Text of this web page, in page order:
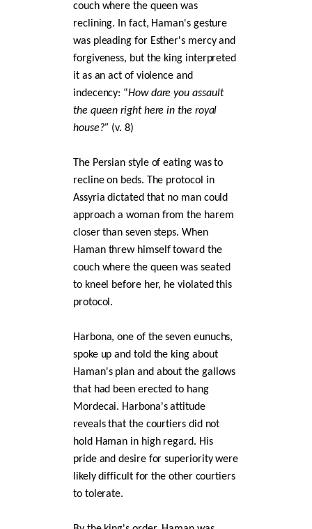
couch where the queen was
reclining. In fact, Haman's gesture
was pleading for Esther's mercy and
forgiveness, but the king interpreted
it as an act of violence and
indecency: “How dare you assault
the queen right here in the royal
house?” (v. 8)
The Persian style of eating was to
recline on beds. The protocol in
Assyria dictated that no man could
approach a woman from the harem
closer than seven steps. When
Haman threw himself toward the
couch where the queen was seated
to kneel before her, he violated this
protocol.
Harbona, one of the seven eunuchs,
spoke up and told the king about
Haman's plan and about the gallows
that had been erected to hang
Mordecai. Harbona's attitude
reveals that the courtiers did not
hold Haman in high regard. His
pride and desire for superiority were
likely difficult for the other courtiers
to tolerate.